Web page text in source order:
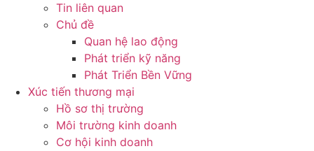
Tin liên quan
Chủ đề
Quan hệ lao động
Phát triển kỹ năng
Phát Triển Bền Vững
Xúc tiến thương mại
Hồ sơ thị trường
Môi trường kinh doanh
Cơ hội kinh doanh